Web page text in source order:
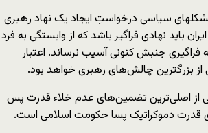
مردم از شخصیت‌ها و تشکل‎های سیاسی درخواستِ ایجاد یک نهاد رهبری
باید نهادی فراگیر باشد که از وابستگی به فرد
فراگیری جنبش کنونی آسیب نرساند. اعتبار
از بزرگترین چالش‌های رهبری خواهد بود.
از اصلی‌ترین تضمین‌های عدم خلاء قدرت پس
قدرت دموکراتیک پسا حکومت اسلامی است.